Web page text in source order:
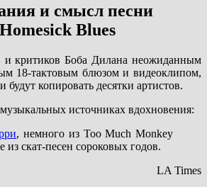
и смысл песни
Blues
и критиков Боба Дилана неожиданным
18-тактовым блюзом и видеоклипом,
будут копировать десятки артистов.
источниках вдохновения:
, немного из Too Much Monkey
из скат-песен сороковых годов.
LA Times